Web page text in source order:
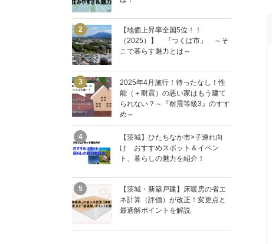
【地価上昇率全国5位！！
（2025）】 『つくば市』 ～そ
こで暮らす魅力とは～
2025年4月施行！待ったなし！性
能（＋耐震）の悪い家はもう建て
られない？～『耐震等級3』のすす
め～
【茨城】ひたちなか市×子連れ向
け おすすめスポット＆イベン
ト、暮らしの魅力を紹介！
【茨城・新築戸建】床暖房の省エ
ネ計算（評価）が改正！変更点と
最適解ポイントを解説